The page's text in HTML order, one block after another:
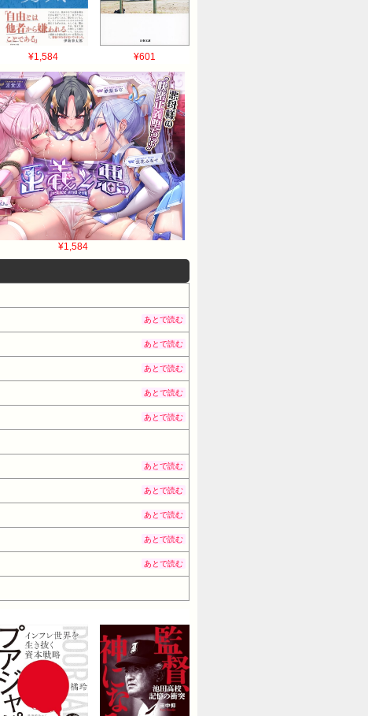
¥1,584 ¥601
¥1,584
あとで読む
あとで読む
あとで読む
あとで読む
あとで読む
あとで読む
あとで読む
あとで読む
あとで読む
あとで読む